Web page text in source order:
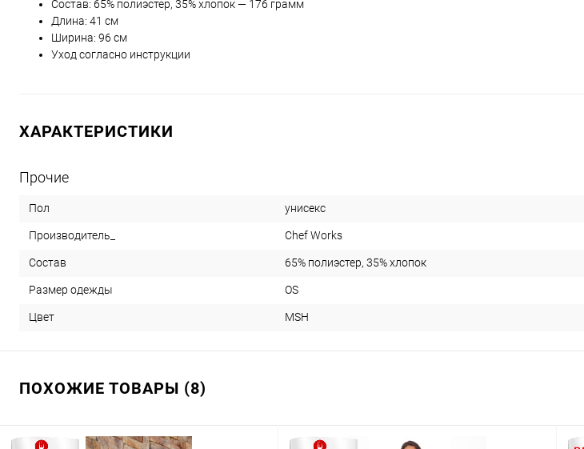
Состав: 65% полиэстер, 35% хлопок — 176 грамм
Длина: 41 см
Ширина: 96 см
Уход согласно инструкции
ХАРАКТЕРИСТИКИ
Прочие
Пол унисекс
Производитель_ Chef Works
Состав 65% полиэстер, 35% хлопок
Размер одежды OS
Цвет MSH
ПОХОЖИЕ ТОВАРЫ (8)